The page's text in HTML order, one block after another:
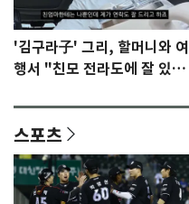
'김구라子' 그리, 할머니와 여
행서 "친모 전라도에 잘 있
스포츠